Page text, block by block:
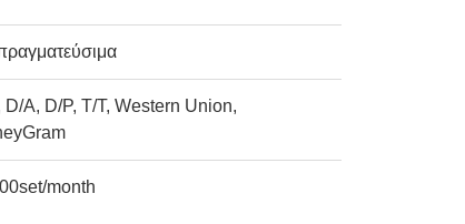
D/A, D/P, T/T, Western Union,
month